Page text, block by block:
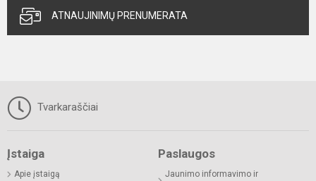
ATNAUJINIMŲ PRENUMERATA
Tvarkaraščiai
Įstaiga
Apie įstaigą
Paslaugos
Jaunimo informavimo ir